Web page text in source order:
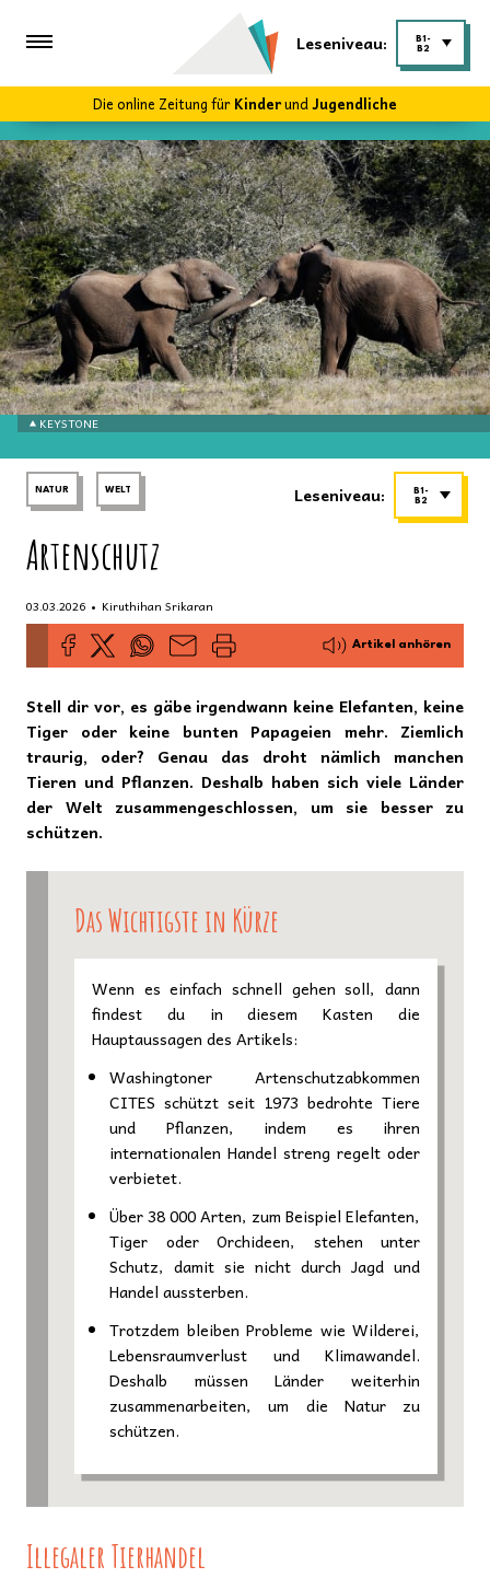
Leseniveau:
B1-
B2
Die online Zeitung fürKinderundJugendliche
KEYSTONE
NATUR WELT Leseniveau:
B1-
B2
Artenschutz
03.03.2026 • Kiruthihan Srikaran
Artikel anhören
Stell dir vor, es gäbe irgendwann keine Elefanten, keine
Tiger oder keine bunten Papageien mehr. Ziemlich
traurig, oder? Genau das droht nämlich manchen
Tieren und Pflanzen. Deshalb haben sich viele Länder
der Welt zusammengeschlossen, um sie besser zu
schützen.
Das Wichtigste in Kürze
Wenn es einfach schnell gehen soll, dann
findest du in diesem Kasten die
Hauptaussagen des Artikels:
Washingtoner Artenschutzabkommen
CITES schützt seit 1973 bedrohte Tiere
und Pflanzen, indem es ihren
internationalen Handel streng regelt oder
verbietet.
Über 38 000 Arten, zum Beispiel Elefanten,
Tiger oder Orchideen, stehen unter
Schutz, damit sie nicht durch Jagd und
Handel aussterben.
Trotzdem bleiben Probleme wie Wilderei,
Lebensraumverlust und Klimawandel.
Deshalb müssen Länder weiterhin
zusammenarbeiten, um die Natur zu
schützen.
Illegaler Tierhandel